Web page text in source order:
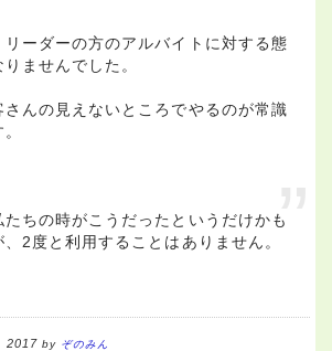
リーダーの方のアルバイトに対する態
ませんでした。
さんの見えないところでやるのが常識
たちの時がこうだったというだけかも
、2度と利用することはありません。
2017 by ぞのみん